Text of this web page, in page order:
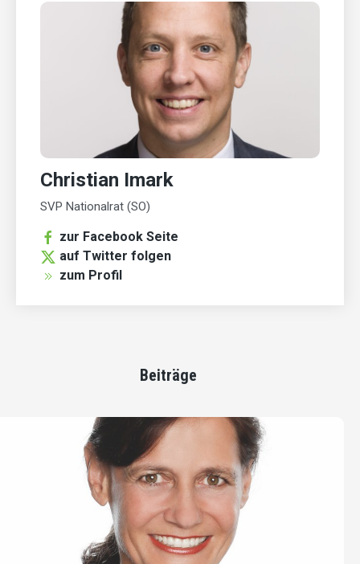
Christian Imark
SVP Nationalrat (SO)
zur Facebook Seite
auf Twitter folgen
zum Profil
Beiträge